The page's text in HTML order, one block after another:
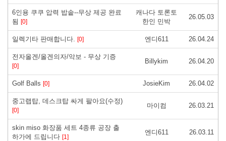
6인용 쿠쿠 압력 밥솥--무상 제공 완료
됨 [0]
캐나다 토론토
한인 민박
26.05.03
일렉기타 판매합니다. [0] 엔디611 26.04.24
전자올겐/올겐의자/악보 - 무상 기증
[0]
Billykim 26.04.20
Golf Balls [0] JosieKim 26.04.02
중고랩탑, 데스크탑 싸게 팔아요(수정)
[0]
마이컴 26.03.21
skin miso 화장품 세트 4종류 공장 출
하가에 드립니다 [1]
엔디611 26.03.11